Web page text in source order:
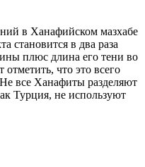
в Ханафийском мазхабе
становится в два раза
плюс длина его тени во
что это всего
все Ханафиты разделяют
Турция, не используют